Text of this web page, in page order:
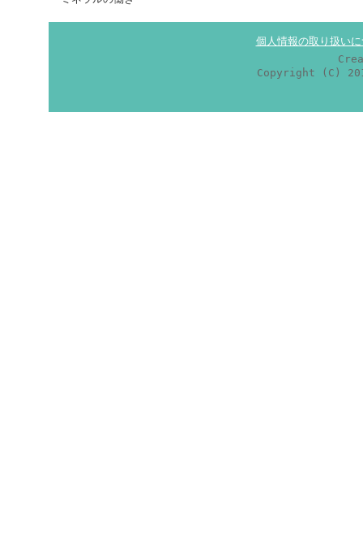
個人情報の取り扱い
Copyright (C)